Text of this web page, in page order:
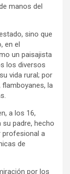
manos del
sino que
en el
un paisajista
los diversos
vida rural; por
la
a los 16,
padre, hecho
profesional a
de
por los